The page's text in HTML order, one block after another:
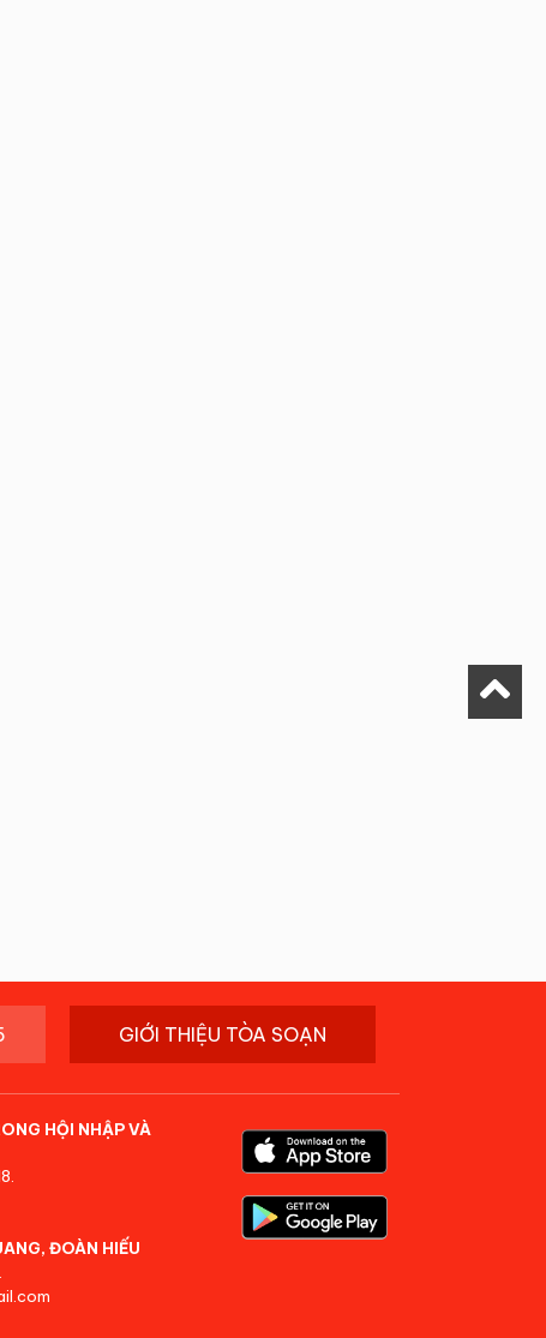
GIỚI THIỆU TÒA SOẠN
HỘI NHẬP VÀ
ĐOÀN HIẾU